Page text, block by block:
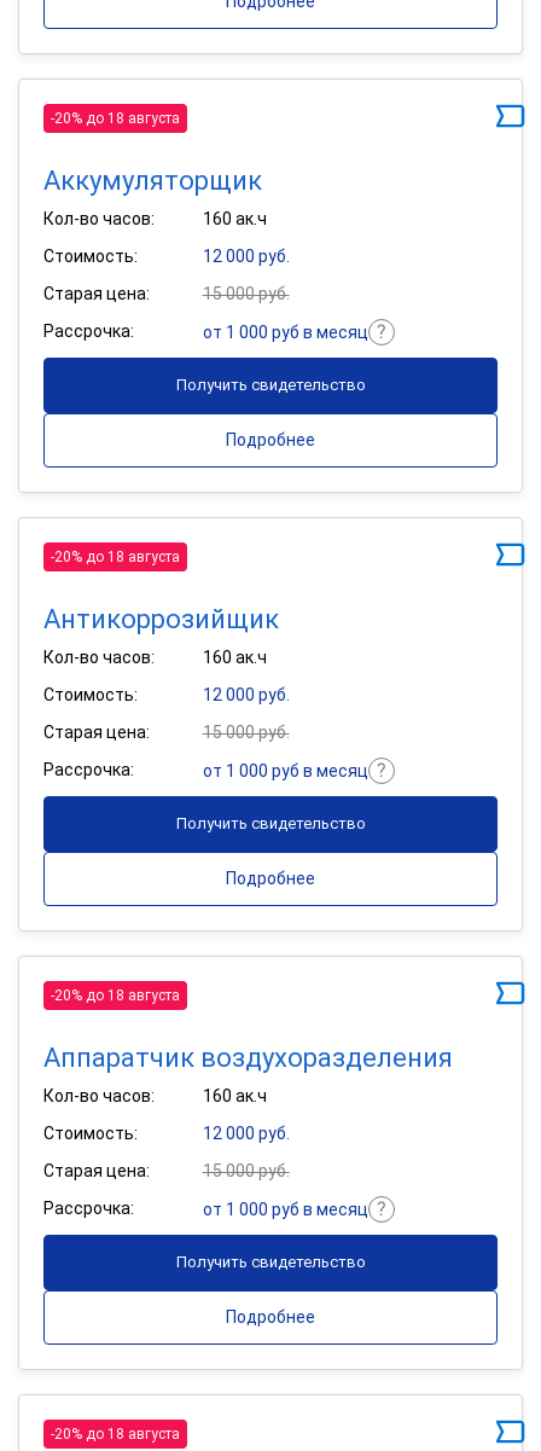
-20% до 18 августа
Аккумуляторщик
Кол-во часов:
160 ак.ч
Стоимость:
12 000 руб.
Старая цена:
15 000 руб.
Рассрочка:
от 1 000 руб в месяц
Получить свидетельство
Подробнее
-20% до 18 августа
Антикоррозийщик
Кол-во часов:
160 ак.ч
Стоимость:
12 000 руб.
Старая цена:
15 000 руб.
Рассрочка:
от 1 000 руб в месяц
Получить свидетельство
Подробнее
-20% до 18 августа
Аппаратчик воздухоразделения
Кол-во часов:
160 ак.ч
Стоимость:
12 000 руб.
Старая цена:
15 000 руб.
Рассрочка:
от 1 000 руб в месяц
Получить свидетельство
Подробнее
-20% до 18 августа